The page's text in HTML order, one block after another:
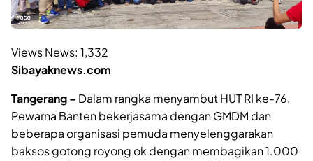
Views News: 1,332
Sibayaknews.com
Tangerang – Dalam rangka menyambut HUT RI ke-76,
Pewarna Banten bekerjasama dengan GMDM dan
beberapa organisasi pemuda menyelenggarakan
baksos gotong royong ok dengan membagikan 1.000